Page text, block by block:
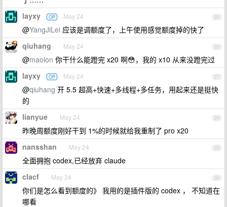
25
layxy OP May 24
@YangJiLei 应该是调额度了，上午使用感觉额度掉的快了
26
qiuhang May 24
@maolon 你干什么能蹬完 x20 啊😳，我的 x10 从来没蹬完过
27
layxy OP May 24
@qiuhang 开 5.5 超高+快速+多线程+多任务，用起来还是挺快
的
28
lianyue May 24
昨晚周额度刚好干到 1%的时候就给我重制了 pro x20
29
nansshan May 24
全面拥抱 codex,已经放弃 claude
30
clacf May 24
你们是怎么看到额度的》 我用的是插件版的 codex ， 不知道在
哪看